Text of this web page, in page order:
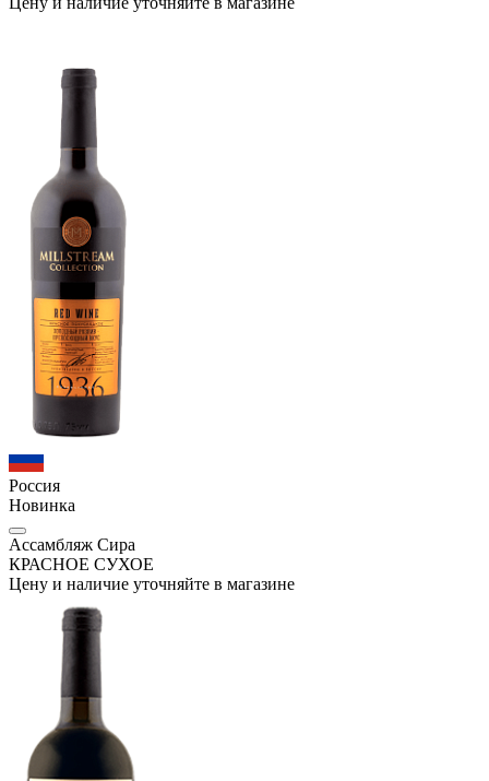
Россия
Новинка
Ассамбляж Сира
КРАСНОЕ СУХОЕ
Цену и наличие уточняйте в магазине